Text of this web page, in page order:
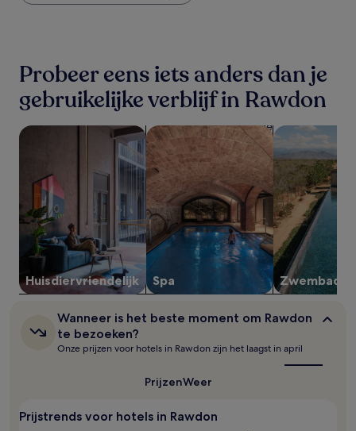
in
op
van
verblijf
nacht
voor
2
volwassenen.
Prijzen
beschikbaarheid
kunnen
wijzigen.
Probeer eens iets anders dan je
gebruikelijke verblijf in Rawdon
Huisdiervriendelijk
Huisdiervriendelijke accommodaties zoeken
Spa
Accommodaties met een spa
Zwembad
Wanneer
is
het
beste
bezoeken?
Wanneer is het beste moment om Rawdon
te bezoeken?
Onze prijzen voor hotels in Rawdon zijn het laagst in april
PrijzenWeer
Prijstrends voor hotels in Rawdon